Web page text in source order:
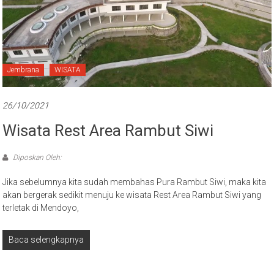
Jembrana WISATA
26/10/2021
Wisata Rest Area Rambut Siwi
Diposkan Oleh:
Jika sebelumnya kita sudah membahas Pura Rambut Siwi, maka kita
akan bergerak sedikit menuju ke wisata Rest Area Rambut Siwi yang
terletak di Mendoyo,
Baca selengkapnya